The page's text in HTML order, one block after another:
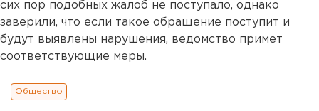
сих пор подобных жалоб не поступало, однако
заверили, что если такое обращение поступит и
будут выявлены нарушения, ведомство примет
соответствующие меры.
Общество